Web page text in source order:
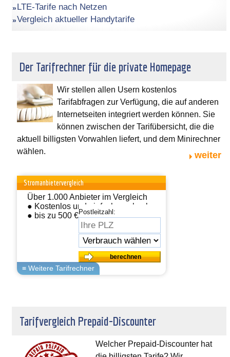
LTE-Tarife nach Netzen
Vergleich aktueller Handytarife
Der Tarifrechner für die private Homepage
Wir stellen allen Usern kostenlos
Tarifabfragen zur Verfügung, die auf anderen
Internetseiten integriert werden können. Sie
können zwischen der Tarifübersicht, die die
aktuell billigsten Vorwahlen liefert, und dem Minirechner
wählen.
weiter
Stromanbietervergleich
Über 1.000 Anbieter im Vergleich
● Kostenlos und einfach wechseln
● bis zu 500 € sparen
Postleitzahl:
Tarifvergleich Prepaid-Discounter
Welcher Prepaid-Discounter hat